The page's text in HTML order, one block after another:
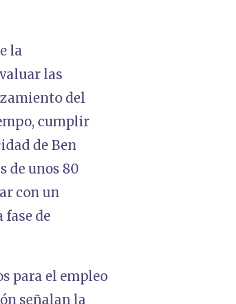
la
las
del
cumplir
de Ben
de unos 80
con un
de
para el empleo
señalan la